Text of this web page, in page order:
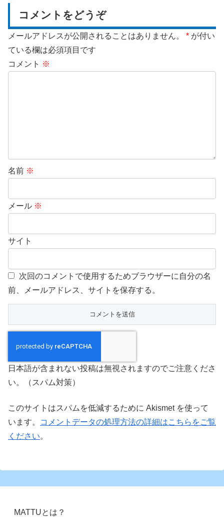
コメントをどうぞ
メールアドレスが公開されることはありません。 * が付い
ている欄は必須項目です
コメント ※
名前 ※
メール ※
サイト
次回のコメントで使用するためブラウザーに自分の名
前、メールアドレス、サイトを保存する。
日本語が含まれない投稿は無視されますのでご注意くださ
い。（スパム対策）
このサイトはスパムを低減するために Akismet を使って
います。
コメントデータの処理方法の詳細はこちらをご覧
ください。
MATTUとは？